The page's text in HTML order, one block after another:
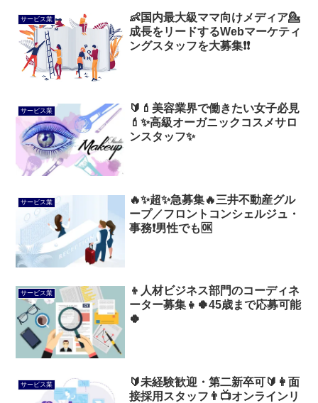
サービス業
👶国内最大級ママ向けメディア💁
成長をリードするWebマーケティ
ングスタッフを大募集❗❗
サービス業
🔰💄美容業界で働きたい女子必見
💄✨高級オーガニックコスメサロ
ンスタッフ✨
サービス業
🔥✨超✨急募集🔥三井不動産グル
ープ／フロントコンシェルジュ・
事務❗男性でも🆗
サービス業
👦人材ビジネス部門のコーディネ
ーター募集👧🍀45歳まで応募可能
🍀
サービス業
🔰未経験歓迎・第二新卒可🔰👩面
接採用スタッフ👨📺オンラインリ